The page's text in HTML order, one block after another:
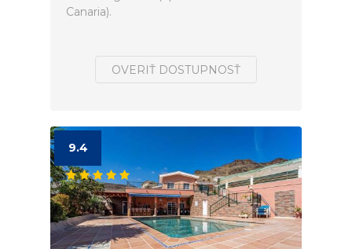
Canaria).
OVERIŤ DOSTUPNOSŤ
9.4